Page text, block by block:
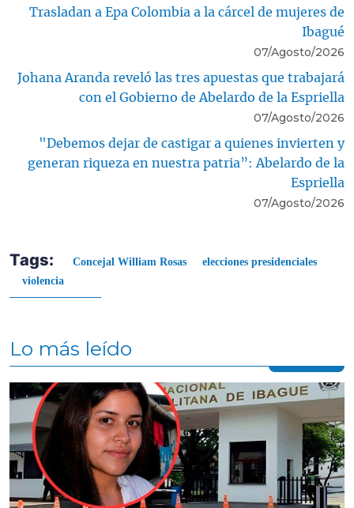
Trasladan a Epa Colombia a la cárcel de mujeres de
Ibagué
07/Agosto/2026
Johana Aranda reveló las tres apuestas que trabajará
con el Gobierno de Abelardo de la Espriella
07/Agosto/2026
"Debemos dejar de castigar a quienes invierten y
generan riqueza en nuestra patria”: Abelardo de la
Espriella
07/Agosto/2026
Tags: Concejal William Rosas
elecciones presidenciales
violencia
Lo más leído
Contenido multimedia principal